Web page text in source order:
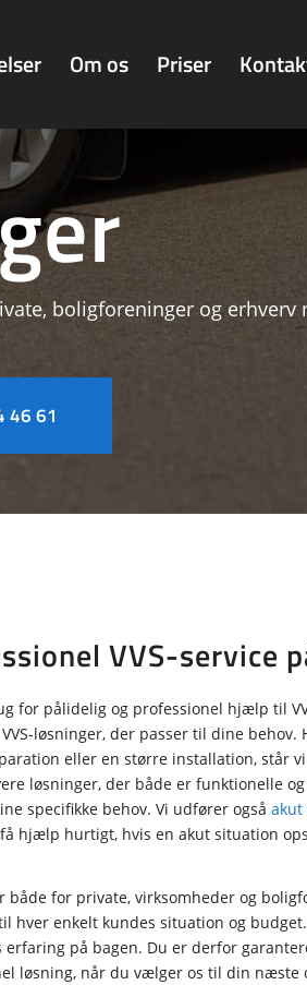
Om os Priser
boligforeninger og erhverv
46 61
VVS-service
for pålidelig og professionel hjælp til
løsninger, der passer til dine behov.
eller en større installation, står
løsninger, der både er funktionelle
specifikke behov. Vi udfører ogsåakut
hjælp hurtigt, hvis en akut situation
både for private, virksomheder og
hver enkelt kundes situation og
erfaring på bagen. Du er derfor
løsning, når du vælger os til din næste